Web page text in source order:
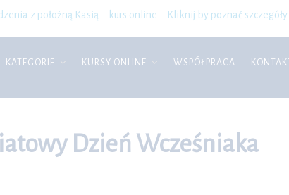
z położną Kasią – kurs online – Kliknij by poznać szczegóły
KATEGORIE KURSY ONLINE WSPÓŁPRACA KONTAKT
Dzień Wcześniaka